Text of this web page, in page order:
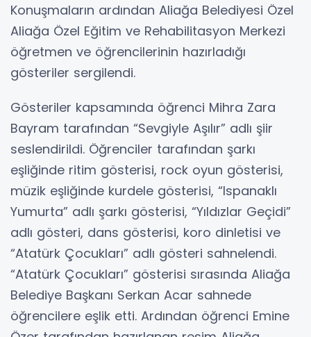
Konuşmaların ardından Aliağa Belediyesi Özel
Aliağa Özel Eğitim ve Rehabilitasyon Merkezi
öğretmen ve öğrencilerinin hazırladığı
gösteriler sergilendi.
Gösteriler kapsamında öğrenci Mihra Zara
Bayram tarafından “Sevgiyle Aşılır” adlı şiir
seslendirildi. Öğrenciler tarafından şarkı
eşliğinde ritim gösterisi, rock oyun gösterisi,
müzik eşliğinde kurdele gösterisi, “Ispanaklı
Yumurta” adlı şarkı gösterisi, “Yıldızlar Geçidi”
adlı gösteri, dans gösterisi, koro dinletisi ve
“Atatürk Çocukları” adlı gösteri sahnelendi.
“Atatürk Çocukları” gösterisi sırasında Aliağa
Belediye Başkanı Serkan Acar sahnede
öğrencilere eşlik etti. Ardından öğrenci Emine